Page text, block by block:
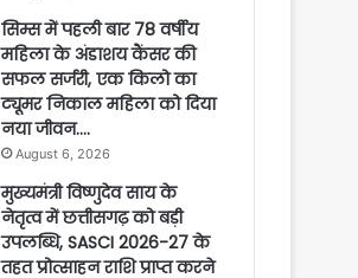
सिम्स में पहली बार 78 वर्षीय
महिला के अंडाशय कैंसर की
सफल सर्जरी, एक किलो का
ट्यूमर निकाल महिला को दिया
नया जीवन….
August 6, 2026
मुख्यमंत्री विष्णुदेव साय के
नेतृत्व में छत्तीसगढ़ को बड़ी
उपलब्धि, SASCI 2026-27 के
तहत प्रोत्साहन राशि प्राप्त करने